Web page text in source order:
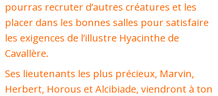
pourras recruter d’autres créatures et les
placer dans les bonnes salles pour satisfaire
les exigences de l’illustre Hyacinthe de
Cavallère.
Ses lieutenants les plus précieux, Marvin,
Herbert, Horous et Alcibiade, viendront à ton